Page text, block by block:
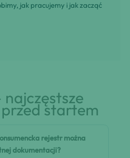
jak pracujemy i jak zacząć
najczęstsze
startem
rejestr można
dokumentacji?